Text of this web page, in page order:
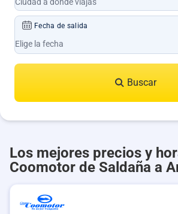
Fecha de salida
Buscar
Los mejores precios y
Coomotor de Saldaña a